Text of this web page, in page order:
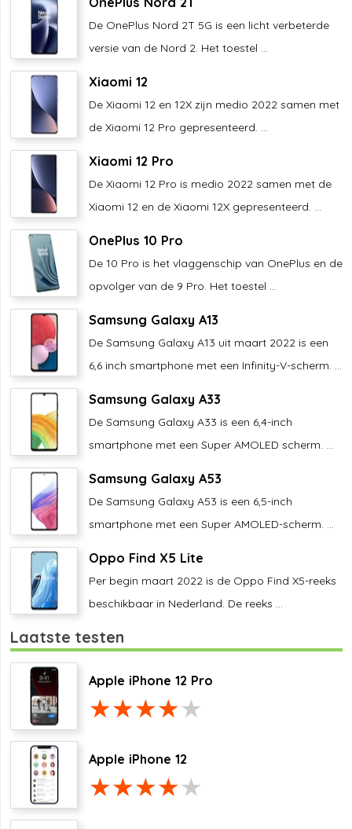
De OnePlus Nord 2T 5G is een licht verbeterde
versie van de Nord 2. Het toestel ...
Xiaomi 12
De Xiaomi 12 en 12X zijn medio 2022 samen met
de Xiaomi 12 Pro gepresenteerd. ...
Xiaomi 12 Pro
De Xiaomi 12 Pro is medio 2022 samen met de
Xiaomi 12 en de Xiaomi 12X gepresenteerd. ...
OnePlus 10 Pro
De 10 Pro is het vlaggenschip van OnePlus en de
opvolger van de 9 Pro. Het toestel ...
Samsung Galaxy A13
De Samsung Galaxy A13 uit maart 2022 is een
6,6 inch smartphone met een Infinity-V-scherm. ...
Samsung Galaxy A33
De Samsung Galaxy A33 is een 6,4-inch
smartphone met een Super AMOLED scherm. ...
Samsung Galaxy A53
De Samsung Galaxy A53 is een 6,5-inch
smartphone met een Super AMOLED-scherm. ...
Oppo Find X5 Lite
Per begin maart 2022 is de Oppo Find X5-reeks
beschikbaar in Nederland. De reeks ...
Laatste testen
Apple iPhone 12 Pro
Apple iPhone 12